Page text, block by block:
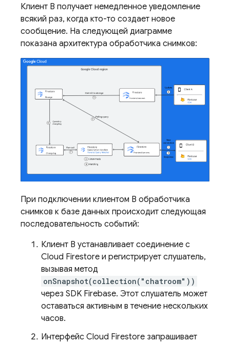
Клиент B получает немедленное уведомление
всякий раз, когда кто-то создает новое
сообщение. На следующей диаграмме
показана архитектура обработчика снимков:
При подключении клиентом B обработчика
снимков к базе данных происходит следующая
последовательность событий:
Клиент B устанавливает соединение с
Cloud Firestore и регистрирует слушатель,
вызывая метод
onSnapshot(collection("chatroom"))
через SDK Firebase. Этот слушатель может
оставаться активным в течение нескольких
часов.
Интерфейс Cloud Firestore запрашивает